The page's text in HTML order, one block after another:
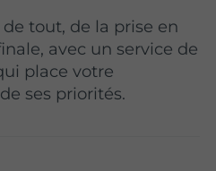
tout, de la prise en
avec un service de
place votre
ses priorités.